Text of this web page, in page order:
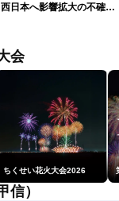
西日本へ影響拡大の不確実
会
ちくせい花火大会2026
信）